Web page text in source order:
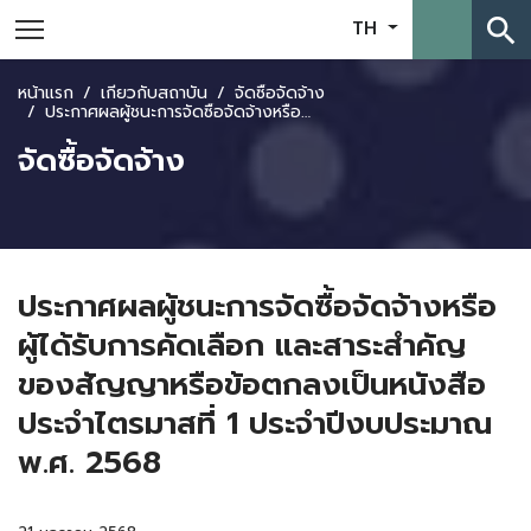
TH search
หน้าแรก เกี่ยวกับสถาบัน จัดซื้อจัดจ้าง
ประกาศผลผู้ชนะการจัดซื้อจัดจ้างหรือผู้ได้รับการคัดเลือก และสาระสำคัญของสัญญาหรือข้อตกลงเป็นหนังสือ ประจำไตรมาสที่ 1 ประจำปีงบประมาณ พ.ศ. 2568
จัดซื้อจัดจ้าง
ประกาศผลผู้ชนะการจัดซื้อจัดจ้างหรือ
ผู้ได้รับการคัดเลือก และสาระสำคัญ
ของสัญญาหรือข้อตกลงเป็นหนังสือ
ประจำไตรมาสที่ 1 ประจำปีงบประมาณ
พ.ศ. 2568